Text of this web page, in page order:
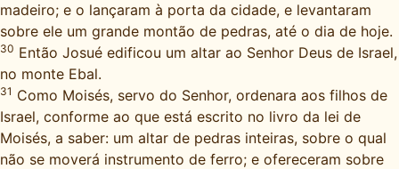
madeiro; e o lançaram à porta da cidade, e levantaram
sobre ele um grande montão de pedras, até o dia de hoje.
30 Então Josué edificou um altar ao Senhor Deus de Israel,
no monte Ebal.
31 Como Moisés, servo do Senhor, ordenara aos filhos de
Israel, conforme ao que está escrito no livro da lei de
Moisés, a saber: um altar de pedras inteiras, sobre o qual
não se moverá instrumento de ferro; e ofereceram sobre